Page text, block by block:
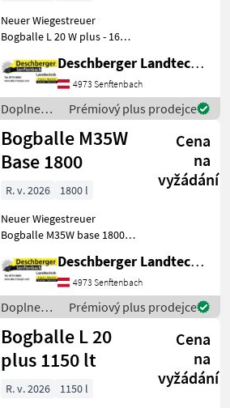
Neuer Wiegestreuer
Bogballe L 20 W plus - 1600
Überlappung - Calibrator
Zurf - LED Beleuchtung -
E1T Steuflügel 12-18mt -
Abdeckplane
Deschberger Landtechnik GmbH
4973 Senftenbach
Doplnenie
živin a
polievanie
/ Bogballe
Prémiový plus prodejce
Bogballe M35W
Base 1800
Cena
na
vyžádání
R. v. 2026
1800 l
Neuer Wiegestreuer
Bogballe M35W base 1800 -
E2T Streuflügel 20-24mt -
Bedienung Isobus oder
Totz - Beleuchtung LED -
Plane M
Deschberger Landtechnik GmbH
4973 Senftenbach
Doplnenie
živin a
polievanie
/ Bogballe
Prémiový plus prodejce
Bogballe L 20
plus 1150 lt
Cena
na
vyžádání
R. v. 2026
1150 l